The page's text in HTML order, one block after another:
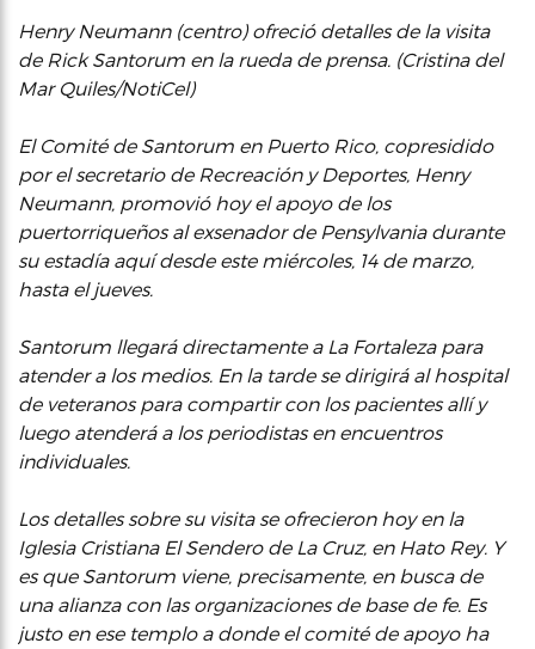
Henry Neumann (centro) ofreció detalles de la visita
de Rick Santorum en la rueda de prensa. (Cristina del
Mar Quiles/NotiCel)
El Comité de Santorum en Puerto Rico, copresidido
por el secretario de Recreación y Deportes, Henry
Neumann, promovió hoy el apoyo de los
puertorriqueños al exsenador de Pensylvania durante
su estadía aquí desde este miércoles, 14 de marzo,
hasta el jueves.
Santorum llegará directamente a La Fortaleza para
atender a los medios. En la tarde se dirigirá al hospital
de veteranos para compartir con los pacientes allí y
luego atenderá a los periodistas en encuentros
individuales.
Los detalles sobre su visita se ofrecieron hoy en la
Iglesia Cristiana El Sendero de La Cruz, en Hato Rey. Y
es que Santorum viene, precisamente, en busca de
una alianza con las organizaciones de base de fe. Es
justo en ese templo a donde el comité de apoyo ha